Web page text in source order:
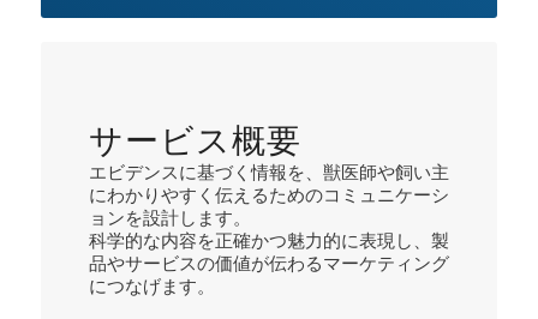
サービス概要
エビデンスに基づく情報を、獣医師や飼い主
にわかりやすく伝えるためのコミュニケーシ
ョンを設計します。
科学的な内容を正確かつ魅力的に表現し、製
品やサービスの価値が伝わるマーケティング
につなげます。